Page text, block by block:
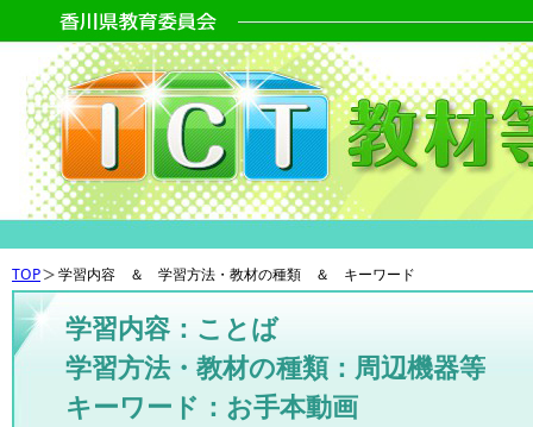
TOP 学習内容 ＆ 学習方法・教材の種類 ＆ キーワード
学習内容：ことば
学習方法・教材の種類：周辺機器等
キーワード：お手本動画